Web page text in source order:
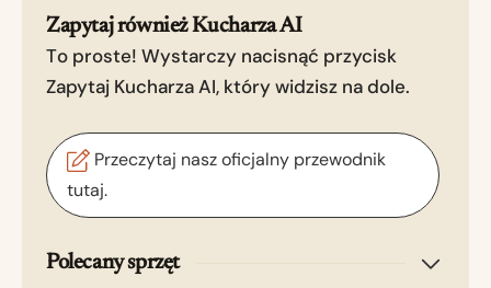
Zapytaj również Kucharza AI
To proste! Wystarczy nacisnąć przycisk
Zapytaj Kucharza AI, który widzisz na dole.
Przeczytaj nasz oficjalny przewodnik
tutaj.
Polecany sprzęt